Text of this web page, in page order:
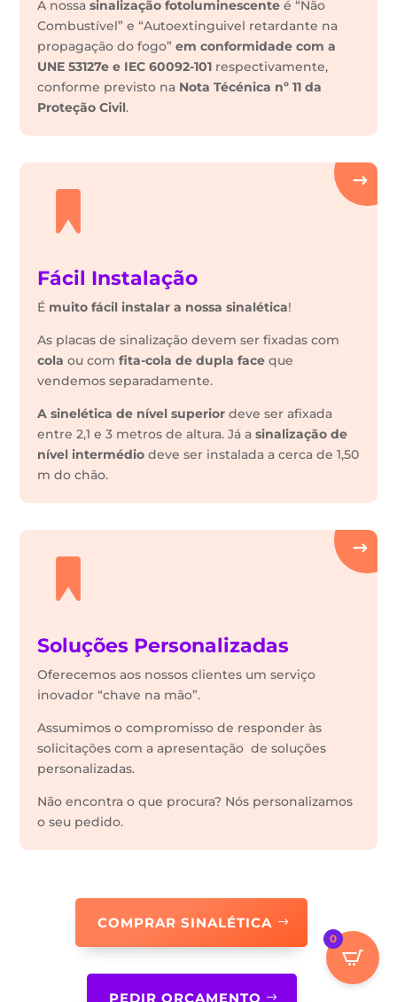
A nossasinalização fotoluminescente é “Não
Combustível” e “Autoextinguivel retardante na
propagação do fogo”em conformidade com a
UNE 53127e e IEC 60092-101 respectivamente,
conforme previsto na Nota Técénica nº 11 da
Proteção Civil.
Fácil Instalação
É muito fácil instalar a nossa sinalética!
As placas de sinalização devem ser fixadas com
cola ou comfita-cola de dupla face que
vendemos separadamente.
A sinelética de nível superior deve ser afixada
entre 2,1 e 3 metros de altura. Já asinalização de
nível intermédiodeve ser instalada a cerca de 1,50
m do chão.
Soluções Personalizadas
Oferecemos aos nossos clientes um serviço
inovador “chave na mão”.
Assumimos o compromisso de responder às
solicitações com a apresentação de soluções
personalizadas.
Não encontra o que procura? Nós personalizamos
o seu pedido.
COMPRAR SINALÉTICA
PEDIR ORÇAMENTO
0